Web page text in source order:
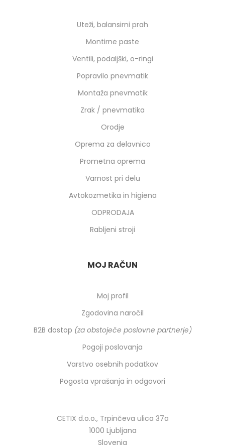
Uteži, balansirni prah
Montirne paste
Ventili, podaljški, o-ringi
Popravilo pnevmatik
Montaža pnevmatik
Zrak / pnevmatika
Orodje
Oprema za delavnico
Prometna oprema
Varnost pri delu
Avtokozmetika in higiena
ODPRODAJA
Rabljeni stroji
MOJ RAČUN
Moj profil
Zgodovina naročil
B2B dostop (za obstoječe poslovne partnerje)
Pogoji poslovanja
Varstvo osebnih podatkov
Pogosta vprašanja in odgovori
CETIX d.o.o., Trpinčeva ulica 37a
1000 Ljubljana
Slovenia